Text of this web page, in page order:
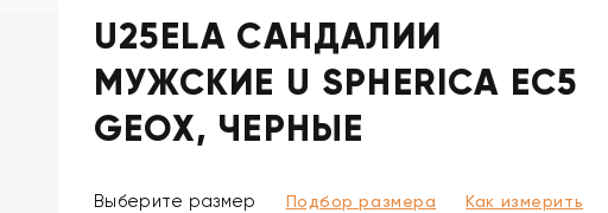
U25ELA САНДАЛИИ
МУЖСКИЕ U SPHERICA EC5
GEOX, ЧЕРНЫЕ
Выберите размер Подбор размера Как измерить